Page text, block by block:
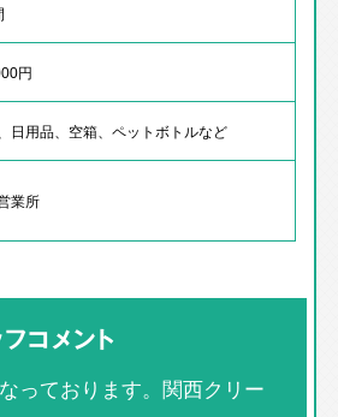
円
日用品、空箱、ペットボトルなど
業所
コメント
っております。関西クリー